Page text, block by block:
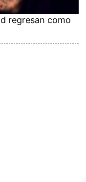
regresan como